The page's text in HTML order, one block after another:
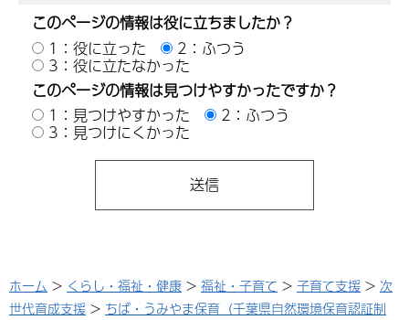
このページの情報は役に立ちましたか？
1：役に立った
2：ふつう
3：役に立たなかった
このページの情報は見つけやすかったですか？
1：見つけやすかった
2：ふつう
3：見つけにくかった
ホーム > くらし・福祉・健康 > 福祉・子育て > 子育て支援 > 次
世代育成支援 > ちば・うみやま保育（千葉県自然環境保育認証制